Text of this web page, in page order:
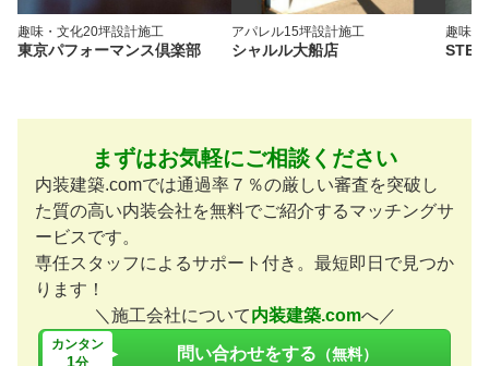
趣味・文化20坪設計施工
東京パフォーマンス倶楽部
アパレル15坪設計施工
シャルル大船店
趣味・
STEP
まずはお気軽にご相談ください
内装建築.comでは通過率７％の厳しい審査を突破し
た質の高い内装会社を無料でご紹介するマッチングサ
ービスです。
専任スタッフによるサポート付き。最短即日で見つか
ります！
＼施工会社について内装建築.comへ／
カンタン
1 問い合わせをする （無料）